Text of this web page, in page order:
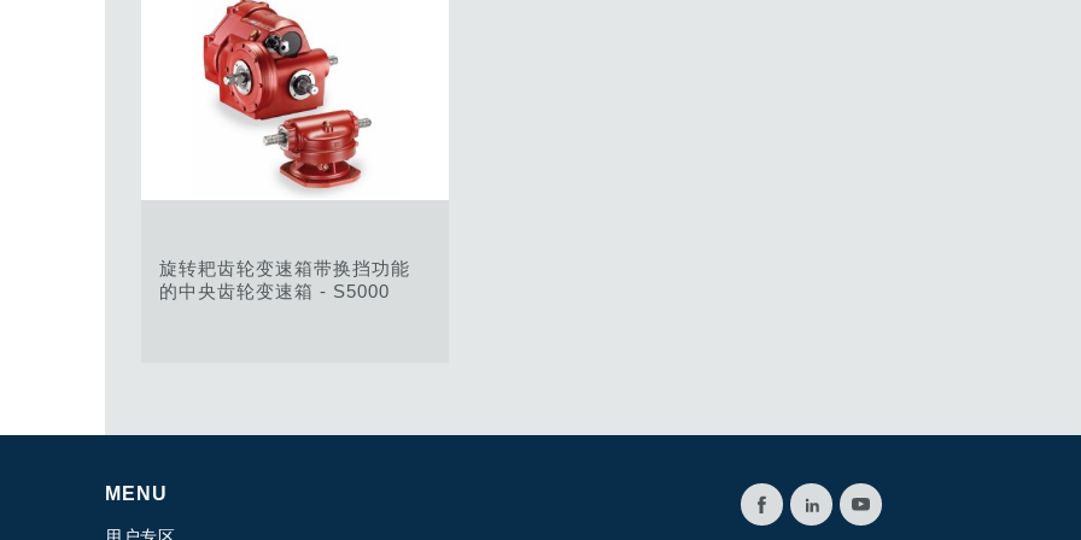
旋转耙齿轮变速箱带换挡功能
的中央齿轮变速箱 - S5000
MENU